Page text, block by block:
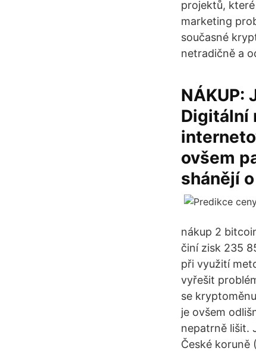
projektů,
marketing
současné
netradičně a
NÁKUP:
Digitální
ovšem
shánějí
nákup 2
činí zisk 235
při využití
vyřešit
se
je ovšem
nepatrně lišit.
České koruně